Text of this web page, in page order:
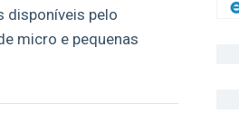
disponíveis pelo
micro e pequenas